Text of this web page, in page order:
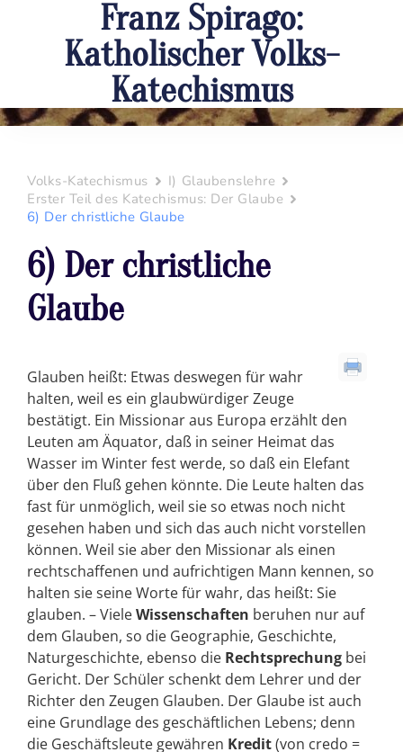
Franz Spirago:
Katholischer Volks-
Katechismus
Volks-Katechismus
I) Glaubenslehre
Erster Teil des Katechismus: Der Glaube
6) Der christliche Glaube
6) Der christliche
Glaube
Glauben heißt: Etwas deswegen für wahr
halten, weil es ein glaubwürdiger Zeuge
bestätigt. Ein Missionar aus Europa erzählt den
Leuten am Äquator, daß in seiner Heimat das
Wasser im Winter fest werde, so daß ein Elefant
über den Fluß gehen könnte. Die Leute halten das
fast für unmöglich, weil sie so etwas noch nicht
gesehen haben und sich das auch nicht vorstellen
können. Weil sie aber den Missionar als einen
rechtschaffenen und aufrichtigen Mann kennen, so
halten sie seine Worte für wahr, das heißt: Sie
glauben. – VieleWissenschaften beruhen nur auf
dem Glauben, so die Geographie, Geschichte,
Naturgeschichte, ebenso die Rechtsprechung bei
Gericht. Der Schüler schenkt dem Lehrer und der
Richter den Zeugen Glauben. Der Glaube ist auch
eine Grundlage des geschäftlichen Lebens; denn
die Geschäftsleute gewähren Kredit(von credo =